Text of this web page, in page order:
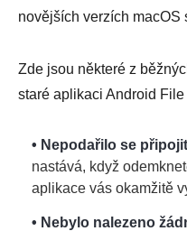
novějších verzích macOS
Zde jsou některé z
staré aplikaci Android File
• Nepodařilo se
nastává, když
aplikace vás okamžitě
• Nebylo nalezeno